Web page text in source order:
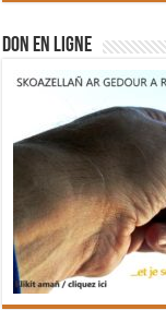
DON EN LIGNE